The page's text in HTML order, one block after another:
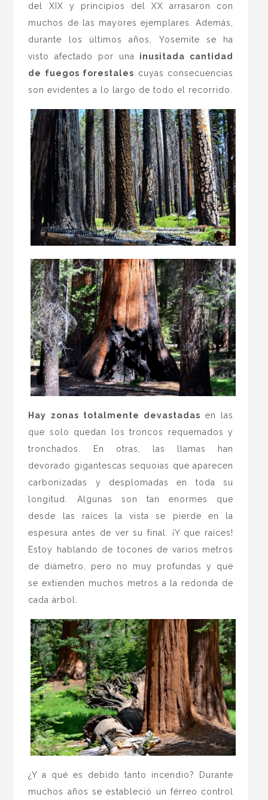
del XIX y principios del XX arrasaron con
muchos de las mayores ejemplares. Además,
durante los últimos años, Yosemite se ha
visto afectado por una
inusitada cantidad
de fuegos forestales cuyas consecuencias
son evidentes a lo largo de todo el recorrido.
Hay zonas totalmente devastadas en las
que solo quedan los troncos requemados y
tronchados. En otras, las llamas han
devorado gigantescas sequoias que aparecen
carbonizadas y desplomadas en toda su
longitud. Algunas son tan enormes que
desde las raíces la vista se pierde en la
espesura antes de ver su final. ¡Y que raíces!
Estoy hablando de tocones de varios metros
de diámetro, pero no muy profundas y que
se extienden muchos metros a la redonda de
cada árbol.
¿Y a qué es debido tanto incendio? Durante
muchos años se estableció un férreo control